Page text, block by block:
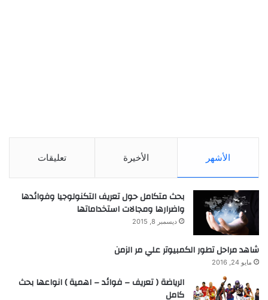
الأشهر الأخيرة تعليقات
بحث متكامل حول تعريف التكنولوجيا وفوائدها
واضرارها ومجالات استخداماتها
ديسمبر 8, 2015
شاهد مراحل تطور الكمبيوتر علي مر الزمن
مايو 24, 2016
الرياضة ( تعريف – فوائد – اهمية ) انواعها بحث
كامل